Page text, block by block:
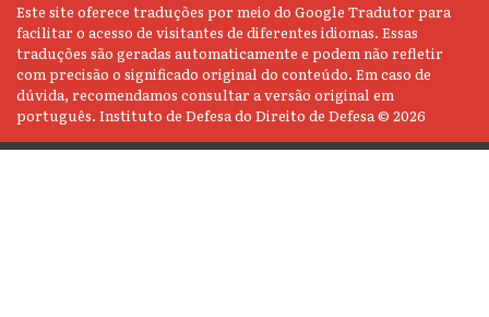
Este site oferece traduções por meio do Google Tradutor para
facilitar o acesso de visitantes de diferentes idiomas. Essas
traduções são geradas automaticamente e podem não refletir
com precisão o significado original do conteúdo. Em caso de
dúvida, recomendamos consultar a versão original em
português. Instituto de Defesa do Direito de Defesa © 2026